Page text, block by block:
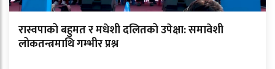
रास्वपाको बहुमत र मधेशी दलितको उपेक्षा: समावेशी
लोकतन्त्रमाथि गम्भीर प्रश्न